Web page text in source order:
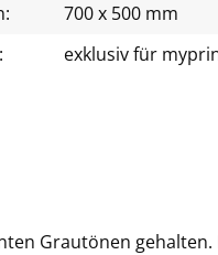
700 x 500 mm
exklusiv für
Grau­tö­nen